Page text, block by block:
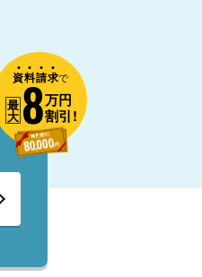
資料請求で
最
大8万円
割引!